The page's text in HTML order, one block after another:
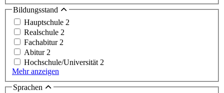
Bildungsstand
Hauptschule 2
Realschule 2
Fachabitur2
Abitur2
Hochschule/Universität2
Mehr anzeigen
Sprachen